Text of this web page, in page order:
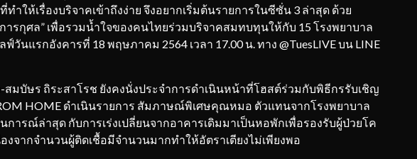
ทำให้เรื่องบริจาคเข้าถึงง่าย จึงอยากเริ่มต้นรายการในซีซั่น 3 ล่าสุด ด้วย
ารกุศล” เพื่อรวมน้ำใจของคนไทยร่วมบริจาคสมทบทุนให้กับ 15 โรงพยาบาล
วันแรกอังคารที่ 18 พฤษภาคม 2564 เวลา 17.00 น. ทาง @TuesLIVE บน LINE
สมบัษร ถิระสาโรช ยังคงนั่งประจำการดำเนินหน้าที่โฮสต์ร่วมกับพิธีกรรับเชิญ
HOME ดำเนินรายการ สัมภาษณ์พิเศษคุณหมอ ตัวแทนจากโรงพยาบาล
การณ์ล่าสุด กับการเร่งเปลี่ยนจากอาคารเดิมมาเป็นหอพักเพื่อรองรับผู้ป่วยโค
องจากจำนวนผู้ติดเชื้อมีจำนวนมากทำให้อัตราเตียงไม่เพียงพอ